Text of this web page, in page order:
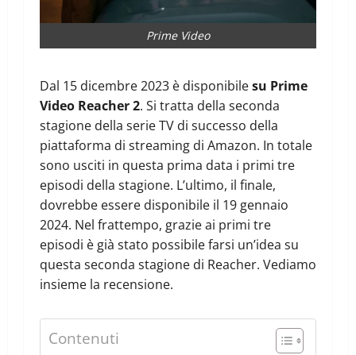
Prime Video
Dal 15 dicembre 2023 è disponibilesu Prime
Video Reacher 2. Si tratta della seconda
stagione della serie TV di successo della
piattaforma di streaming di Amazon. In totale
sono usciti in questa prima data i primi tre
episodi della stagione. L’ultimo, il finale,
dovrebbe essere disponibile il 19 gennaio
2024. Nel frattempo, grazie ai primi tre
episodi è già stato possibile farsi un’idea su
questa seconda stagione di Reacher. Vediamo
insieme la recensione.
Contenuti